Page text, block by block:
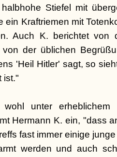
Stiefel mit
ein Kraftriemen mit
Auch K. berichtet von
der üblichen
'Heil Hitler' sagt, so
ist."
unter erheblichem
Hermann K. ein, "dass
fast immer einige
werden und auch